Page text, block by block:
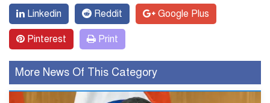
Linkedin Reddit Google Plus
Pinterest Print
More News Of This Category